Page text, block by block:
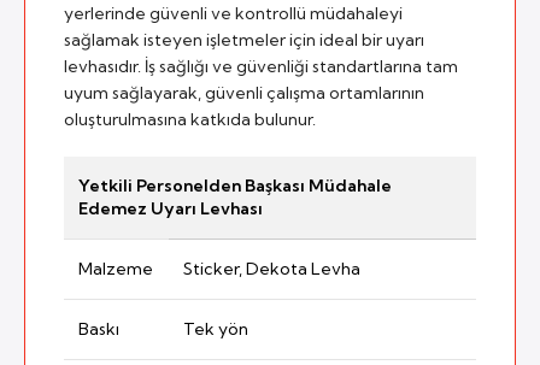
yerlerinde güvenli ve kontrollü müdahaleyi
sağlamak isteyen işletmeler için ideal bir uyarı
levhasıdır. İş sağlığı ve güvenliği standartlarına tam
uyum sağlayarak, güvenli çalışma ortamlarının
oluşturulmasına katkıda bulunur.
Yetkili Personelden Başkası Müdahale
Edemez Uyarı Levhası
Malzeme Sticker, Dekota Levha
Baskı Tek yön